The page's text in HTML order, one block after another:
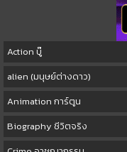
Action บู๊
alien (มนุษย์ต่างดาว)
Animation การ์ตูน
Biography ชีวิตจริง